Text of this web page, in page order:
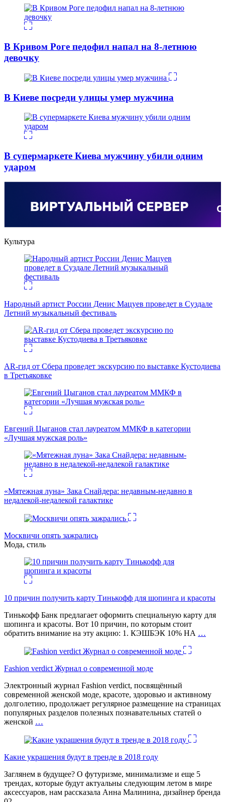
В Кривом Роге педофил напал на 8-летнюю
девочку
В Киеве посреди улицы умер мужчина
В супермаркете Киева мужчину убили одним
ударом
Культура
Народный артист России Денис Мацуев проведет в Суздале
Летний музыкальный фестиваль
AR-гид от Сбера проведет экскурсию по выставке Кустодиева
в Третьяковке
Евгений Цыганов стал лауреатом ММКФ в категории
«Лучшая мужская роль»
«Мятежная луна» Зака Снайдера: недавным-недавно в
недалекой-недалекой галактике
Москвичи опять зажрались
Мода, стиль
10 причин получить карту Тинькофф для шопинга и красоты
Тинькофф Банк предлагает оформить специальную карту для
шопинга и красоты. Вот 10 причин, по которым стоит
обратить внимание на эту акцию: 1. КЭШБЭК 10% НА …
Fashion verdict Журнал о современной моде
Электронный журнал Fashion verdict, посвящённый
современной женской моде, красоте, здоровью и активному
долголетию, продолжает регулярное размещение на страницах
популярных разделов полезных познавательных статей о
женской …
Какие украшения будут в тренде в 2018 году
Заглянем в будущее? О футуризме, минимализме и еще 5
трендах, которые будут актуальны следующим летом в мире
аксессуаров, нам рассказала Анна Малинина, дизайнер бренда